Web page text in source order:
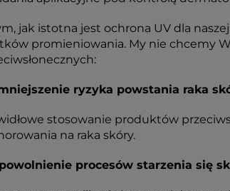
jak istotna jest ochrona UV dla
promieniowania. My nie chcemy
ryzyka powstania raka
stosowanie produktów
na raka skóry.
procesów starzenia się